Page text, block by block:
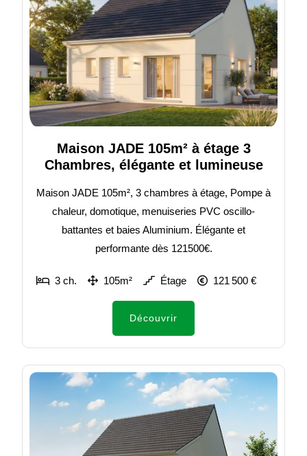
Maison JADE 105m² à étage 3
Chambres, élégante et lumineuse
Maison JADE 105m², 3 chambres à étage, Pompe à
chaleur, domotique, menuiseries PVC oscillo-
battantes et baies Aluminium. Élégante et
performante dès 121500€.
3 ch. 105m² Étage 121 500 €
Découvrir